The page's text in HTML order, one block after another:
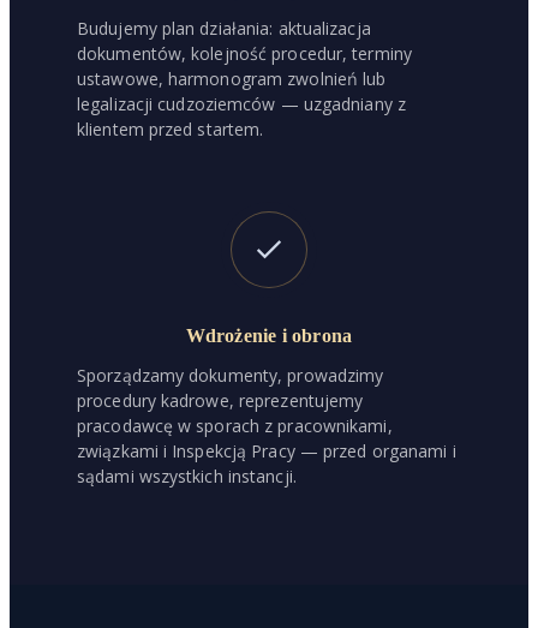
Budujemy plan działania: aktualizacja
dokumentów, kolejność procedur, terminy
ustawowe, harmonogram zwolnień lub
legalizacji cudzoziemców — uzgadniany z
klientem przed startem.
Wdrożenie i obrona
Sporządzamy dokumenty, prowadzimy
procedury kadrowe, reprezentujemy
pracodawcę w sporach z pracownikami,
związkami i Inspekcją Pracy — przed organami i
sądami wszystkich instancji.